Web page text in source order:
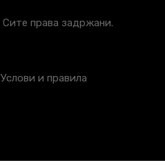
Сите права задржани.
Услови и правила